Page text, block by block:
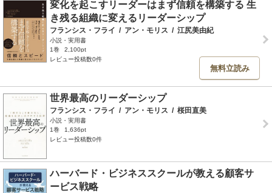
変化を起こすリーダーはまず信頼を構築する 生
き残る組織に変えるリーダーシップ
フランシス・フライ / アン・モリス / 江尻美由紀
小説・実用書
1巻
2,100pt
レビュー投稿数0件
無料立読み
世界最高のリーダーシップ
フランシス・フライ / アン・モリス / 桜田直美
小説・実用書
1巻
1,636pt
レビュー投稿数0件
ハーバード・ビジネススクールが教える顧客サ
ービス戦略